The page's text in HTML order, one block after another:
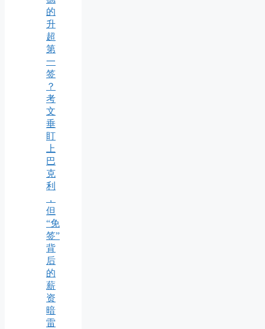
的
升
超
第
一
签
？
考
文
垂
盯
上
巴
克
利
，
但
“免
签”
背
后
的
薪
资
暗
雷